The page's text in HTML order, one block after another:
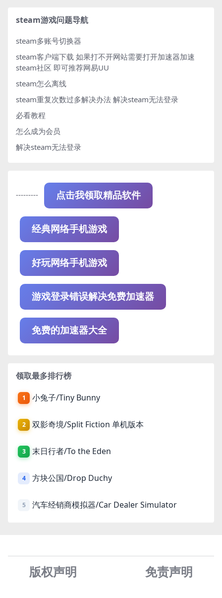
steam游戏问题导航
steam多账号切换器
steam客户端下载 如果打不开网站需要打开加速器加速
steam社区 即可推荐网易UU
steam怎么离线
steam重复次数过多解决办法 解决steam无法登录
必看教程
怎么成为会员
解决steam无法登录
--------- 点击我领取精品软件
经典网络手机游戏
好玩网络手机游戏
游戏登录错误解决免费加速器
免费的加速器大全
领取最多排行榜
1 小兔子/Tiny Bunny
2 双影奇境/Split Fiction 单机版本
3 末日行者/To the Eden
4 方块公国/Drop Duchy
5 汽车经销商模拟器/Car Dealer Simulator
版权声明 免责声明